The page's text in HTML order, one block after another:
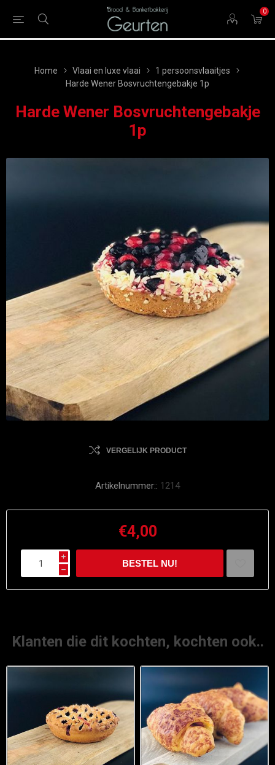
0
Home Vlaai en luxe vlaai
1 persoonsvlaaitjes
Harde Wener Bosvruchtengebakje 1p
Harde Wener Bosvruchtengebakje
1p
VERGELIJK PRODUCT
Artikelnummer:: 1214
€4,00
i
h
Klanten die dit kochten, kochten ook..